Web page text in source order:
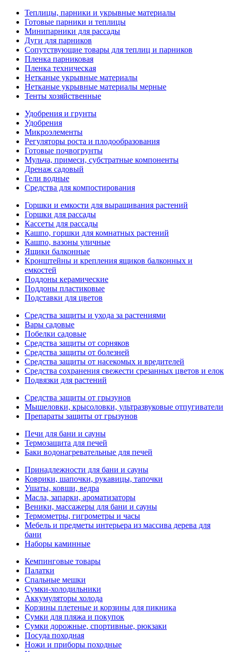
Теплицы, парники и укрывные материалы
Готовые парники и теплицы
Минипарники для рассады
Дуги для парников
Сопутствующие товары для теплиц и парников
Пленка парниковая
Пленка техническая
Нетканые укрывные материалы
Нетканые укрывные материалы мерные
Тенты хозяйственные
Удобрения и грунты
Удобрения
Микроэлементы
Регуляторы роста и плодообразования
Готовые почвогрунты
Мульча, примеси, субстратные компоненты
Дренаж садовый
Гели водные
Средства для компостирования
Горшки и емкости для выращивания растений
Горшки для рассады
Кассеты для рассады
Кашпо, горшки для комнатных растений
Кашпо, вазоны уличные
Ящики балконные
Кронштейны и крепления ящиков балконных и
емкостей
Поддоны керамические
Поддоны пластиковые
Подставки для цветов
Средства защиты и ухода за растениями
Вары садовые
Побелки садовые
Средства защиты от сорняков
Средства защиты от болезней
Средства защиты от насекомых и вредителей
Средства сохранения свежести срезанных цветов и елок
Подвязки для растений
Средства защиты от грызунов
Мышеловки, крысоловки, ультразвуковые отпугиватели
Препараты защиты от грызунов
Печи для бани и сауны
Термозащита для печей
Баки водонагревательные для печей
Принадлежности для бани и сауны
Коврики, шапочки, рукавицы, тапочки
Ушаты, ковши, ведра
Масла, запарки, ароматизаторы
Веники, массажеры для бани и сауны
Термометры, гигрометры и часы
Мебель и предметы интерьера из массива дерева для
бани
Наборы каминные
Кемпинговые товары
Палатки
Спальные мешки
Сумки-холодильники
Аккумуляторы холода
Корзины плетеные и корзины для пикника
Сумки для пляжа и покупок
Сумки дорожные, спортивные, рюкзаки
Посуда походная
Ножи и приборы походные